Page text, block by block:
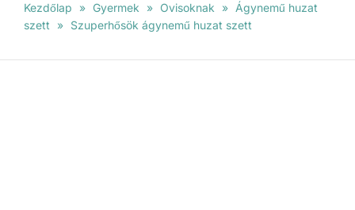
Kezdőlap » Gyermek » Ovisoknak » Ágynemű huzat
szett
» Szuperhősök ágynemű huzat szett